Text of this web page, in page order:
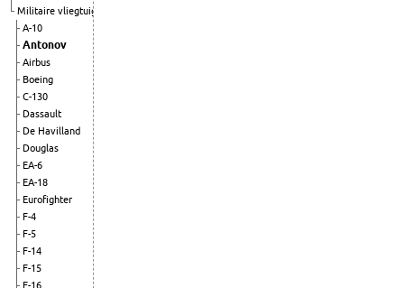
Militaire vliegtuigen
A-10
Antonov
Airbus
Boeing
C-130
Dassault
De Havilland
Douglas
EA-6
EA-18
Eurofighter
F-4
F-5
F-14
F-15
F-16